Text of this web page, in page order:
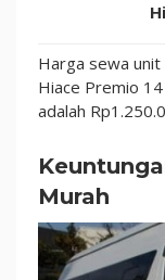
Harga sewa unit
Hiace Premio
adalah
Murah